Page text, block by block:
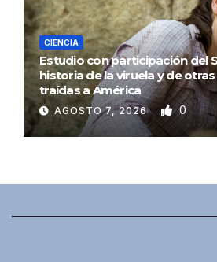
CIENCIA
Estudio con participación del
historia de la viruela y de
traídas a América
AGOSTO 7, 2026 0